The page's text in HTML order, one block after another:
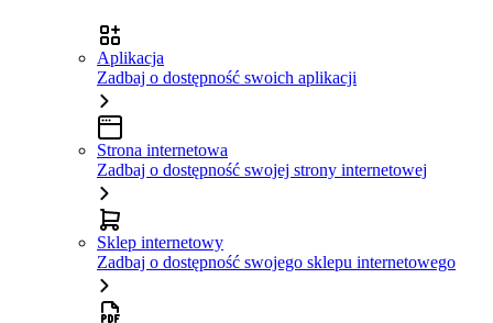
Aplikacja
Zadbaj o dostępność swoich aplikacji
Strona internetowa
Zadbaj o dostępność swojej strony internetowej
Sklep internetowy
Zadbaj o dostępność swojego sklepu internetowego